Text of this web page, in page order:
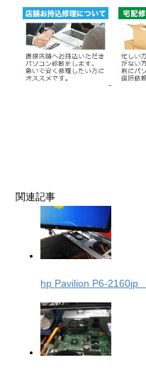
関連記事
hp Pavilion P6-2160jp